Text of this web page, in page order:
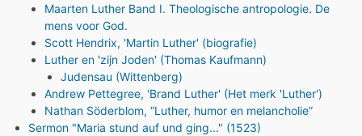
Maarten Luther Band I. Theologische antropologie. De
mens voor God.
Scott Hendrix, 'Martin Luther' (biografie)
Luther en 'zijn Joden' (Thomas Kaufmann)
Judensau (Wittenberg)
Andrew Pettegree, 'Brand Luther' (Het merk 'Luther')
Nathan Söderblom, “Luther, humor en melancholie”
Sermon "Maria stund auf und ging..." (1523)